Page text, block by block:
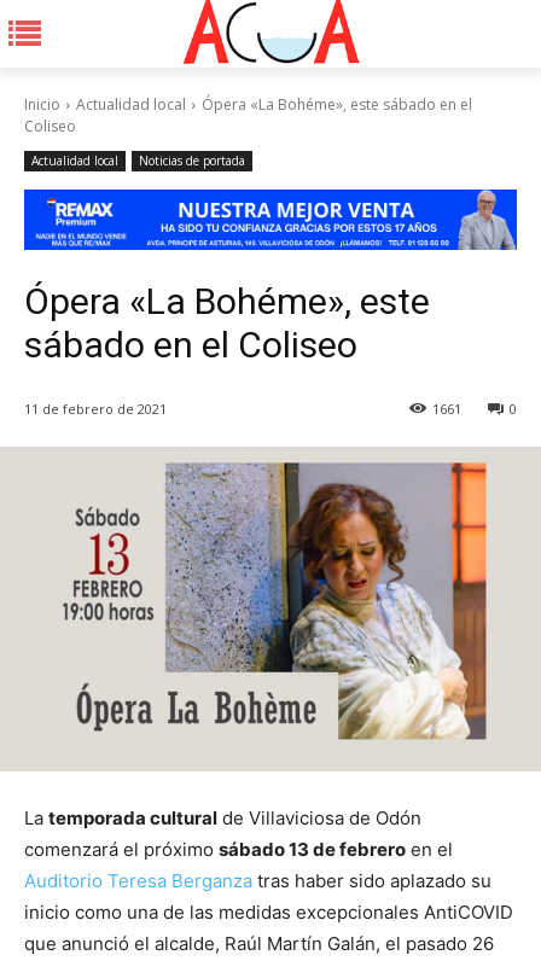
Inicio Actualidad local
Ópera «La Bohéme», este sábado en el
Coliseo
Actualidad local Noticias de portada
Ópera «La Bohéme», este
sábado en el Coliseo
11 de febrero de 2021 0
1661
La temporada cultural de Villaviciosa de Odón
comenzará el próximo sábado 13 de febrero en el
Auditorio Teresa Berganza tras haber sido aplazado su
inicio como una de las medidas excepcionales AntiCOVID
que anunció el alcalde, Raúl Martín Galán, el pasado 26